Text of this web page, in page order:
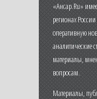
«Ансар.Ru»
регионах
оперативную
аналитические
материалы,
вопросам.
Материалы,